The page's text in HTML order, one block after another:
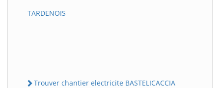
TARDENOIS
Trouver chantier electricite BASTELICACCIA